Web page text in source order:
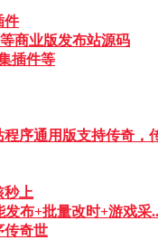
件
商业版发布站源码
插件等
序通用版支持传奇，
秒上
布+批量改时+游戏采
传奇世